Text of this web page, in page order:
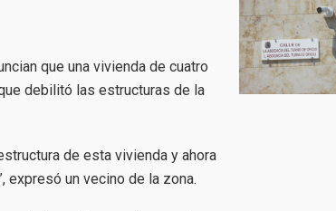
que una vivienda de cuatro
debilitó las estructuras de la
de esta vivienda y ahora
expresó un vecino de la zona.